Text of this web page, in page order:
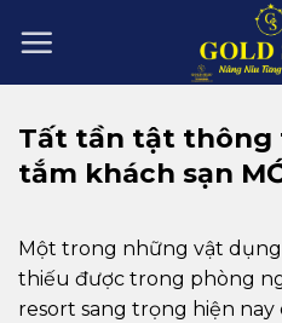
Tất tần tật thông
tắm khách sạn
Một trong những vật
thiếu được trong phòng
resort sang trọng hiện nay